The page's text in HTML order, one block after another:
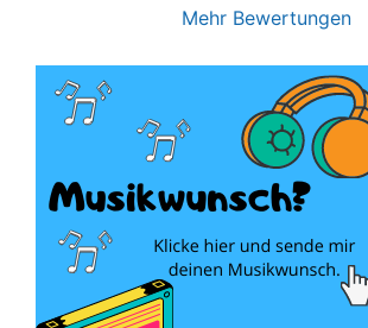
Mehr Bewertungen